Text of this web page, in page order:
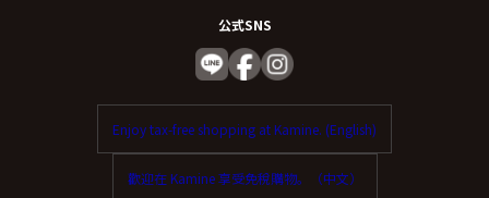
公式SNS
Enjoy tax-free shopping at Kamine. (English)
歡迎在 Kamine 享受免稅購物。（中文）